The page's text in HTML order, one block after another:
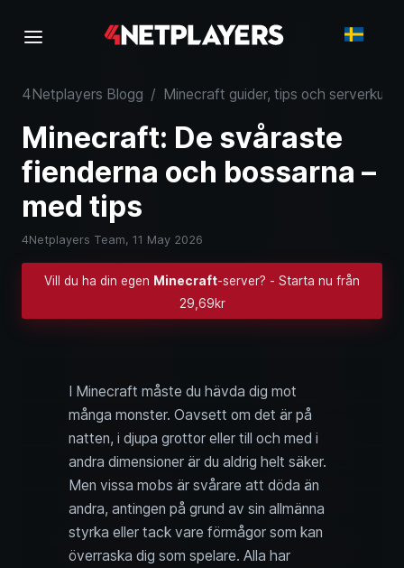
4Netplayers Blogg / Minecraft guider, tips och
Minecraft: De svåraste
fienderna och bossarna –
med tips
4Netplayers Team, 11 May 2026
Vill du ha din egen Minecraft-server? - Starta nu från
29,69kr
I Minecraft måste du hävda dig mot
många monster. Oavsett om det är på
natten, i djupa grottor eller till och med i
andra dimensioner är du aldrig helt säker.
Men vissa mobs är svårare att döda än
andra, antingen på grund av sin allmänna
styrka eller tack vare förmågor som kan
överraska dig som spelare. Alla har